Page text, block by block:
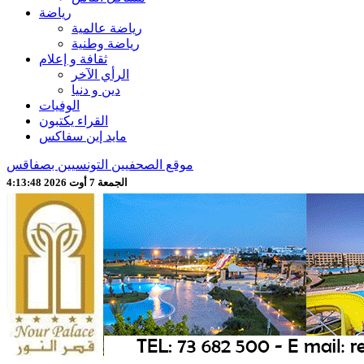
رياضة
رياضة عالمية
رياضة وطنية
ثقافة و إعلام
الرأي الآخر
دين و دنيا
الوفيات
القراء يكتبون
مايد إين سفاكس
موقع الصحفيين التونسيين بصفاقس
الجمعة 7 أوت 2026 4:13:51